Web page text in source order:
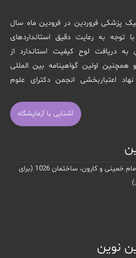
پزشکی فروردین در فرودین ماه سال
با توجه به رعایت دقیق استانداردهای
به دریافت لوح کیفیت استاندارد از
همچنین اولین گواهینامه بین المللی
ایزو 15189 از نهاد اعتباربخشی انجمن دکترای علوم
آشنایی با آزمایشگاه
تهران، تقاطع خیابان امام خمینی و کارون، ساختمان 1026 (برای
نوین